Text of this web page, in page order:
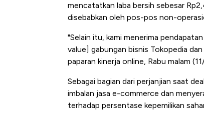
mencatatkan laba bersih sebesar
disebabkan oleh pos-pos non-
"Selain itu, kami menerima
value] gabungan bisnis Tokopedia
paparan kinerja online, Rabu malam
Sebagai bagian dari perjanjian saat
imbalan jasa e-commerce dan
terhadap persentase kepemilikan